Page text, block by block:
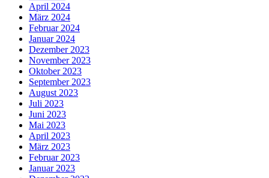
April 2024
März 2024
Februar 2024
Januar 2024
Dezember 2023
November 2023
Oktober 2023
September 2023
August 2023
Juli 2023
Juni 2023
Mai 2023
April 2023
März 2023
Februar 2023
Januar 2023